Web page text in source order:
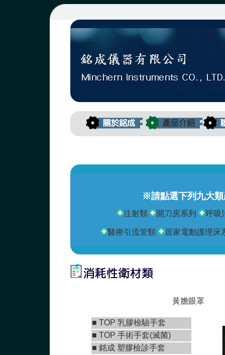
※請點選下列九大
注射類 開刀房系列 呼吸
醫療引流管類 居家電動護理床
黃膽眼罩
■ TOP 乳膠檢驗手套
■ TOP 手術手套(滅菌)
■ 銘成 塑膠檢診手套